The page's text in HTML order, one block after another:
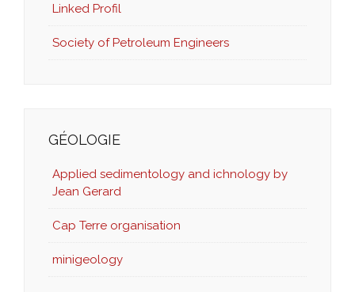
Linked Profil
Society of Petroleum Engineers
GÉOLOGIE
Applied sedimentology and ichnology by
Jean Gerard
Cap Terre organisation
minigeology